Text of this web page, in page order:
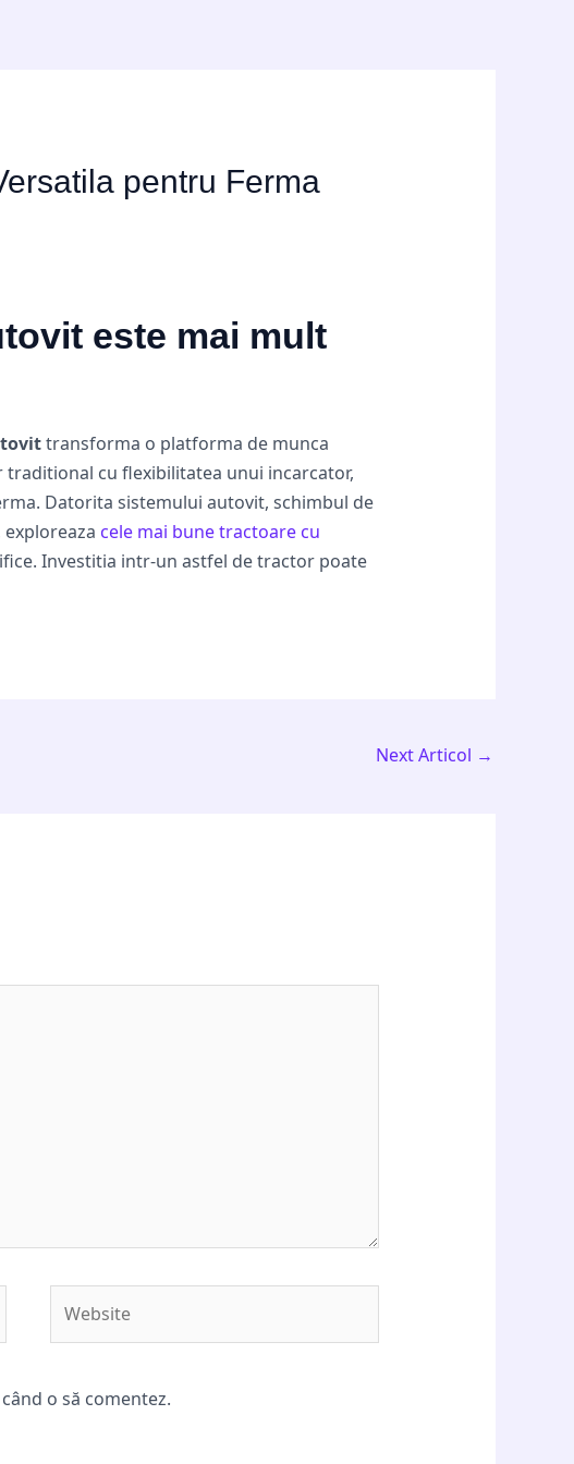
pentru Ferma
este mai mult
transforma o platforma de munca
cu flexibilitatea unui incarcator,
Datorita sistemului autovit, schimbul de
cele mai bune tractoare cu
Investitia intr-un astfel de tractor poate
Next Articol →
o să comentez.